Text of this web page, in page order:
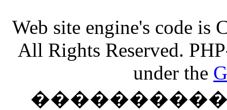
Web site engine's code
All Rights Reserved.
under the
����������